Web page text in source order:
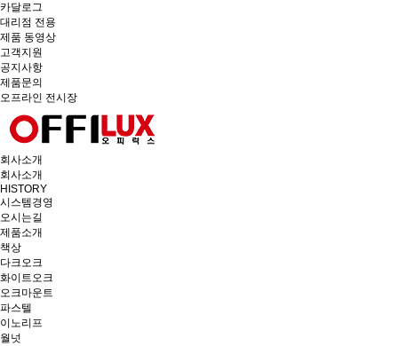
카달로그
대리점 전용
제품 동영상
고객지원
공지사항
제품문의
오프라인 전시장
회사소개
회사소개
HISTORY
시스템경영
오시는길
제품소개
책상
다크오크
화이트오크
오크마운트
파스텔
이노리프
월넛